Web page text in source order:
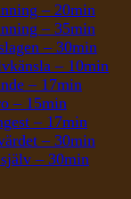
– 20min
– 35min
– 30min
– 10min
– 17min
– 15min
– 17min
– 30min
– 30min